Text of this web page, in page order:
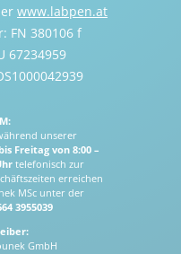
www.labpen.at
FN 380106 f
67234959
unserer
Freitag von 8:00 –
telefonisch zur
erreichen
MSc unter der
3955039
GmbH